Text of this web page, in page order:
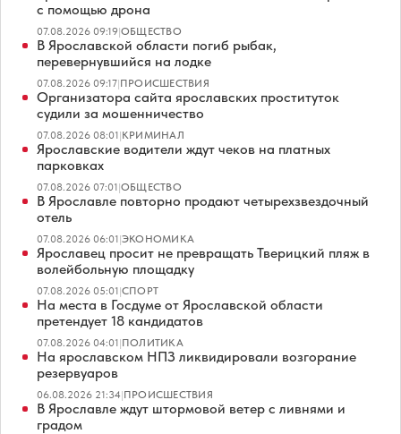
с помощью дрона
07.08.2026 09:19|ОБЩЕСТВО
В Ярославской области погиб рыбак,
перевернувшийся на лодке
07.08.2026 09:17|ПРОИСШЕСТВИЯ
Организатора сайта ярославских проституток
судили за мошенничество
07.08.2026 08:01|КРИМИНАЛ
Ярославские водители ждут чеков на платных
парковках
07.08.2026 07:01|ОБЩЕСТВО
В Ярославле повторно продают четырехзвездочный
отель
07.08.2026 06:01|ЭКОНОМИКА
Ярославец просит не превращать Тверицкий пляж в
волейбольную площадку
07.08.2026 05:01|СПОРТ
На места в Госдуме от Ярославской области
претендует 18 кандидатов
07.08.2026 04:01|ПОЛИТИКА
На ярославском НПЗ ликвидировали возгорание
резервуаров
06.08.2026 21:34|ПРОИСШЕСТВИЯ
В Ярославле ждут штормовой ветер с ливнями и
градом